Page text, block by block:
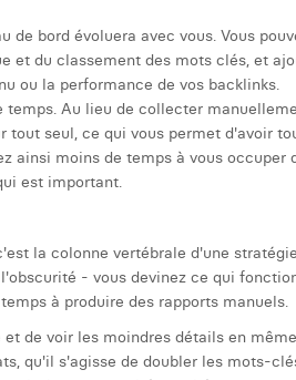
bord évoluera avec vous. Vous
et du classement des mots clés, et
ou la performance de vos backlinks.
Au lieu de collecter
tout seul, ce qui vous permet d'avoir
ainsi moins de temps à vous occuper
est important.
la colonne vertébrale d'une
- vous devinez ce qui
à produire des rapports manuels.
de voir les moindres détails en
qu'il s'agisse de doubler les mots-